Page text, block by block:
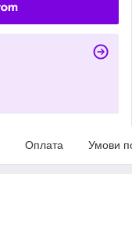
Оплата Умови